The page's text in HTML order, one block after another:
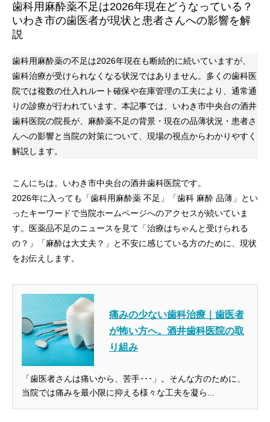
歯科用麻酔薬不足は2026年現在どうなっている？
いわき市の歯医者が現状と患者さんへの影響を解
説
歯科用麻酔薬の不足は2026年現在も断続的に続いていますが、
歯科治療が受けられなくなる状況ではありません。多くの歯科医
院では複数の仕入れルート確保や在庫管理の工夫により、通常通
りの診療が行われています。本記事では、いわき市中央台の酒井
歯科医院の院長が、麻酔薬不足の背景・現在の品薄状況・患者さ
んへの影響と当院の対策について、現場の視点からわかりやすく
解説します。
こんにちは。いわき市中央台の酒井歯科医院です。
2026年に入っても「歯科用麻酔薬 不足」「歯科 麻酔 品薄」とい
ったキーワードで当院ホームページへのアクセスが続いていま
す。医薬品不足のニュースを見て「治療はちゃんと受けられる
の？」「麻酔は大丈夫？」と不安に感じている方のために、現状
をお伝えします。
痛みの少ない歯科治療｜歯医者
が怖い方へ。酒井歯科医院の取
り組み
「歯医者さんは痛いから、苦手･･･」。そんな方のために、
当院では痛みを最小限に抑える様々な工夫を凝ら...